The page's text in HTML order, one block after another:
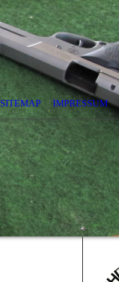
SITEMAP IMPRESSUM